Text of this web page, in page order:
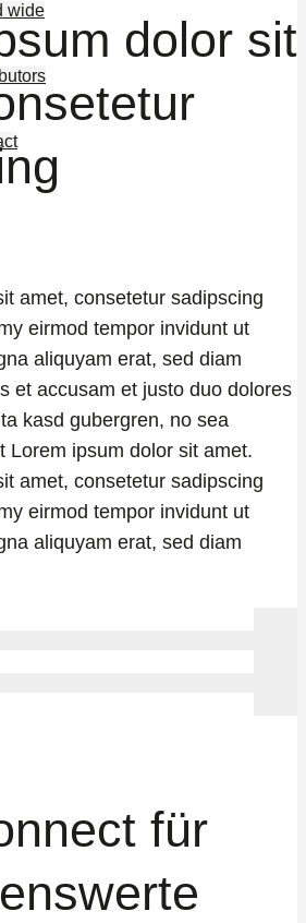
wide
dolor sit
amet, consetetur sadipscing
eirmod tempor invidunt ut
aliquyam erat, sed diam
et accusam et justo duo dolores
kasd gubergren, no sea
Lorem ipsum dolor sit amet.
amet, consetetur sadipscing
eirmod tempor invidunt ut
aliquyam erat, sed diam
für